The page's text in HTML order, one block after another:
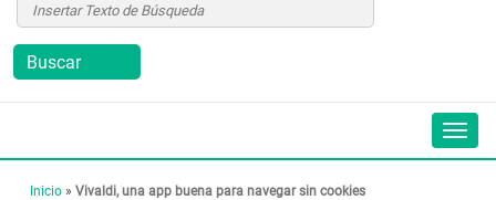
Inicio » Vivaldi, una app buena para navegar sin cookies